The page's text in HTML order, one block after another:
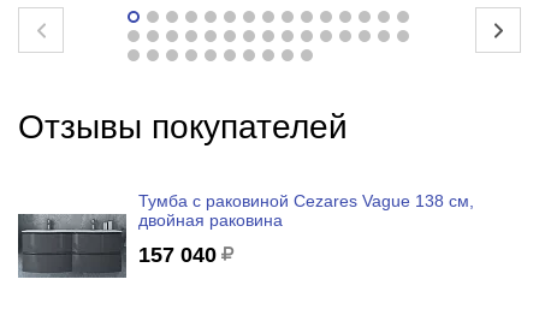
Отзывы покупателей
Тумба с раковиной Cezares Vague 138 см,
двойная раковина
157 040